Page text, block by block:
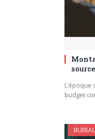
budget